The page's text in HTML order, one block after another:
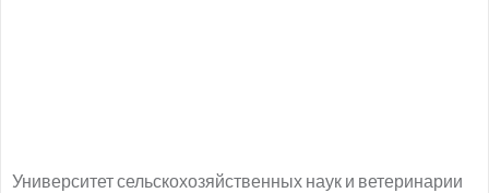
Университет сельскохозяйственных наук и ветеринарии